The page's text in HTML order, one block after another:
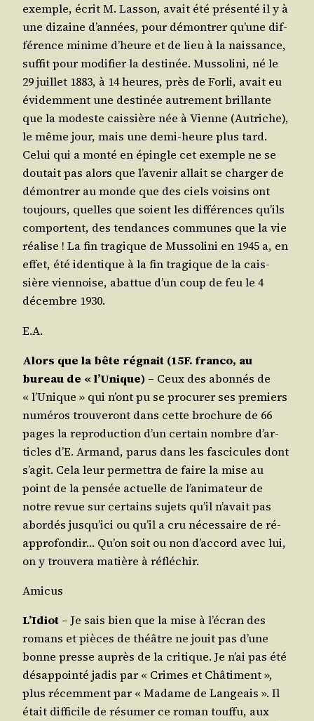
exemple, écrit M. Las­son, avait été pré­sen­té il y à
une dizaine d’an­nées, pour démon­trer qu’une dif­
fé­rence minime d’heure et de lieu à la nais­sance,
suf­fit pour modi­fier la des­ti­née. Mus­so­li­ni, né le
29 juillet 1883, à 14 heures, près de For­li, avait eu
évi­dem­ment une des­ti­née autre­ment brillante
que la modeste cais­sière née à Vienne (Autriche),
le même jour, mais une demi-heure plus tard.
Celui qui a mon­té en épingle cet exemple ne se
dou­tait pas alors que l’a­ve­nir allait se char­ger de
démon­trer au monde que des ciels voi­sins ont
tou­jours, quelles que soient les dif­fé­rences qu’ils
com­portent, des ten­dances com­munes que la vie
réa­lise ! La fin tra­gique de Mus­so­li­ni en 1945 a, en
effet, été iden­tique à la fin tra­gique de la cais­
sière vien­noise, abat­tue d’un coup de feu le 4
décembre 1930.
E.A.
Alors que la bête régnait (15F. fran­co, au
bureau de « l’U­nique) – Ceux des abon­nés de
« l’U­nique » qui n’ont pu se pro­cu­rer ses pre­miers
numé­ros trou­ve­ront dans cette bro­chure de 66
pages la repro­duc­tion d’un cer­tain nombre d’ar­
ticles d’E. Armand, parus dans les fas­ci­cules dont
s’a­git. Cela leur per­met­tra de faire la mise au
point de la pen­sée actuelle de l’a­ni­ma­teur de
notre revue sur cer­tains sujets qu’il n’a­vait pas
abor­dés jus­qu’i­ci ou qu’il a cru néces­saire de ré-
appro­fon­dir… Qu’on soit ou non d’ac­cord avec lui,
on y trou­ve­ra matière à réfléchir.
Ami­cus
L’I­diot – Je sais bien que la mise à l’é­cran des
romans et pièces de théâtre ne jouit pas d’une
bonne presse auprès de la cri­tique. Je n’ai pas été
désap­poin­té jadis par « Crimes et Châ­ti­ment »,
plus récem­ment par « Madame de Lan­geais ». Il
était dif­fi­cile de résu­mer ce roman touf­fu, aux